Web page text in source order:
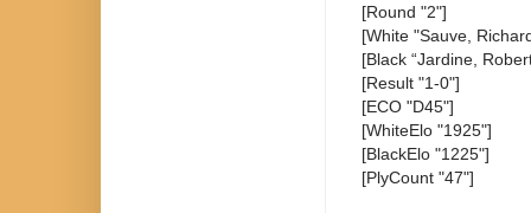
[Round "2"]
[White "Sauve,
[Black “Jardine,
[Result "1-0"]
[ECO "D45"]
[WhiteElo "1925"]
[BlackElo "1225"]
[PlyCount "47"]